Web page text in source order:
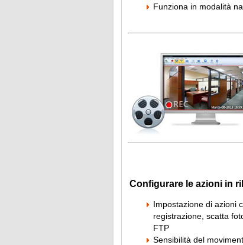
Funziona in modalità
Configurare le azioni in
Impostazione di azioni
registrazione, scatta
FTP
Sensibilità del